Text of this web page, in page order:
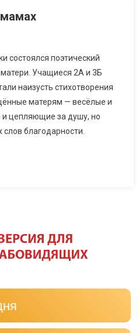
состоялся поэтический
Учащиеся 2А и 3Б
наизусть стихотворения
матерям — весёлые и
и цепляющие за душу, но
благодарности.